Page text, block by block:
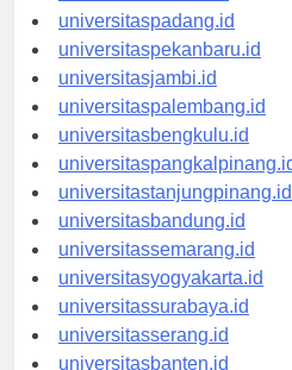
universitasmedan.id
universitaspadang.id
universitaspekanbaru.id
universitasjambi.id
universitaspalembang.id
universitasbengkulu.id
universitaspangkalpinang.id
universitastanjungpinang.id
universitasbandung.id
universitassemarang.id
universitasyogyakarta.id
universitassurabaya.id
universitasserang.id